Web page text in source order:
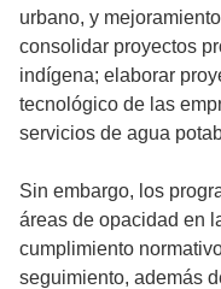
urbano, y
consolidar proyectos
indígena; elaborar
tecnológico de las
servicios de agua
Sin embargo, los
áreas de opacidad en
cumplimiento
seguimiento, además